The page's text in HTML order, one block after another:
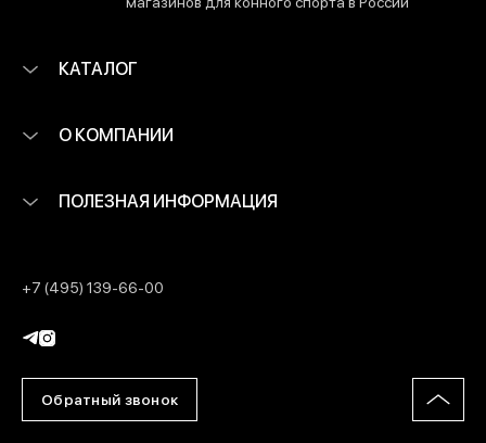
КАТАЛОГ
О КОМПАНИИ
ПОЛЕЗНАЯ ИНФОРМАЦИЯ
+7 (495) 139-66-00
Обратный звонок